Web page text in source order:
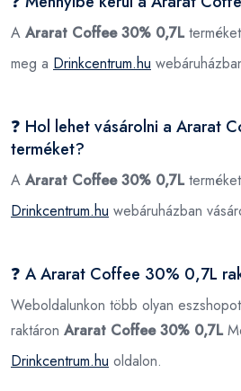
A Ararat Coffee 30% 0,7L
meg a Drinkcentrum.hu
❓ Hol lehet vásárolni a Ararat
terméket?
A Ararat Coffee 30% 0,7L
Drinkcentrum.hu webáruházban
❓ A Ararat Coffee 30% 0,7L
Weboldalunkon több olyan
raktáron Ararat Coffee 30% 0,7L
Drinkcentrum.hu oldalon.